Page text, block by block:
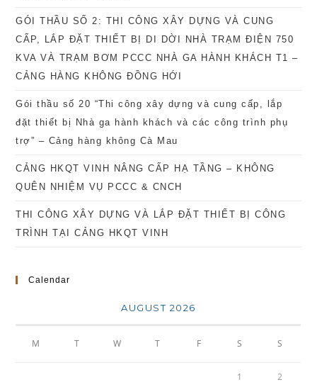
GÓI THẦU SỐ 2: THI CÔNG XÂY DỰNG VÀ CUNG
CẤP, LẮP ĐẶT THIẾT BỊ DI DỜI NHÀ TRẠM ĐIỆN 750
KVA VÀ TRẠM BƠM PCCC NHÀ GA HÀNH KHÁCH T1 –
CẢNG HÀNG KHÔNG ĐỒNG HỚI
Gói thầu số 20 “Thi công xây dựng và cung cấp, lắp
đặt thiết bị Nhà ga hành khách và các công trình phụ
trợ” – Cảng hàng không Cà Mau
CẢNG HKQT VINH NÂNG CẤP HẠ TẦNG – KHÔNG
QUÊN NHIỆM VỤ PCCC & CNCH
THI CÔNG XÂY DỰNG VÀ LẮP ĐẶT THIẾT BỊ CÔNG
TRÌNH TẠI CẢNG HKQT VINH
Calendar
AUGUST 2026
M T W T F S S
1 2